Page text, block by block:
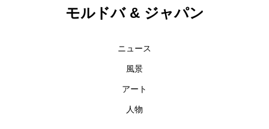
モルドバ & ジャパン
ニュース
風景
アート
人物